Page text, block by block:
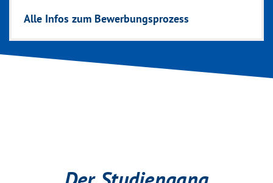
Alle Infos zum Bewerbungsprozess